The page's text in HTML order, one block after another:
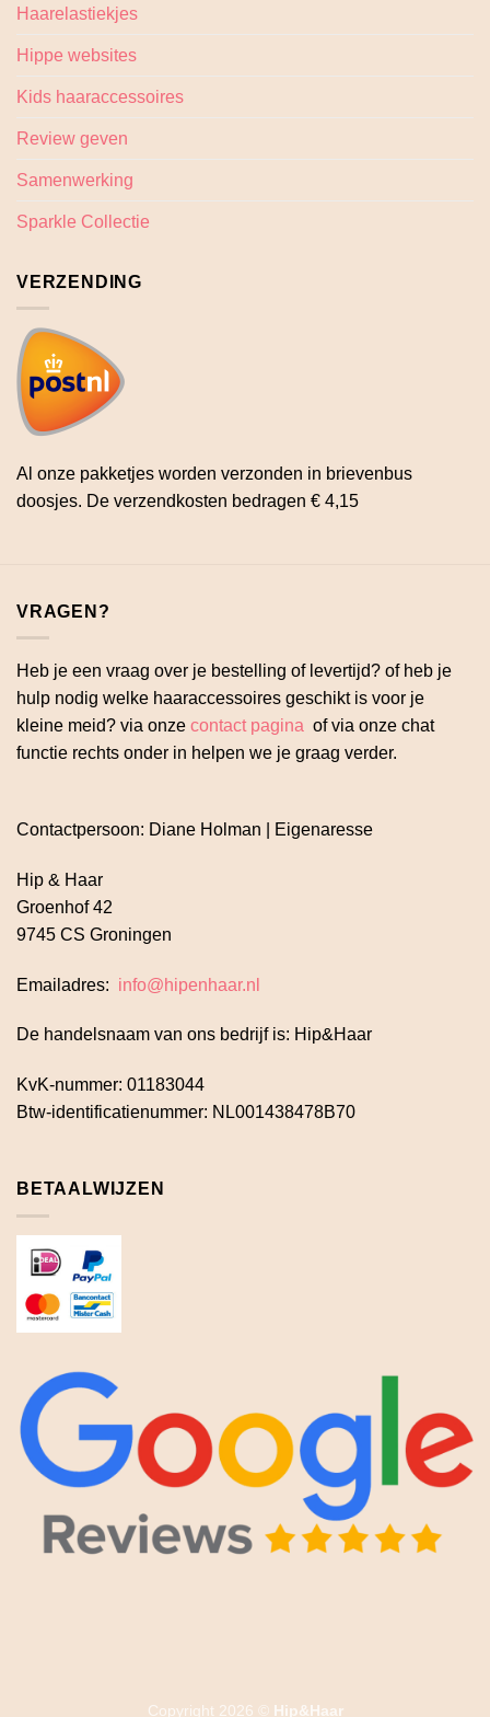
Haarelastiekjes
Hippe websites
Kids haaraccessoires
Review geven
Samenwerking
Sparkle Collectie
VERZENDING
Al onze pakketjes worden verzonden in brievenbus
doosjes. De verzendkosten bedragen € 4,15
VRAGEN?
Heb je een vraag over je bestelling of levertijd? of heb je
hulp nodig welke haaraccessoires geschikt is voor je
kleine meid? via onze contact pagina of via onze chat
functie rechts onder in helpen we je graag verder.
Contactpersoon: Diane Holman | Eigenaresse
Hip & Haar
Groenhof 42
9745 CS Groningen
Emailadres: info@hipenhaar.nl
De handelsnaam van ons bedrijf is: Hip&Haar
KvK-nummer: 01183044
Btw-identificatienummer: NL001438478B70
BETAALWIJZEN
Copyright 2026 © Hip&Haar